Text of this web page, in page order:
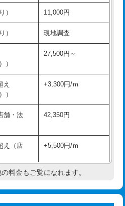
デッキ
16,500円+材料費
ップ
22,000円+材料費
11,000円+材料費
13,200円
水栓） 16,500円
） 22,000円
水洗浄便
22,000円
） 11,000円
） 現地調査
）
27,500円～
え
）
+3,300円/ｍ
舗・法
42,350円
え（店
+5,500円/ｍ
現地調査
料金もご覧になれます。